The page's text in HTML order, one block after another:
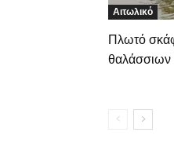
Αιτωλικό
Πλωτό
θαλάσσιων